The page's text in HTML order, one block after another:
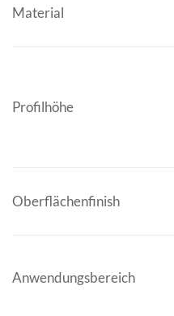
Material
Profilhöhe
Oberflächenfinish
Anwendungsbereich